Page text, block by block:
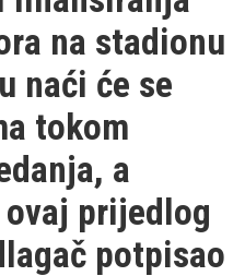
na stadionu
naći će se
tokom
a
prijedlog
potpisao